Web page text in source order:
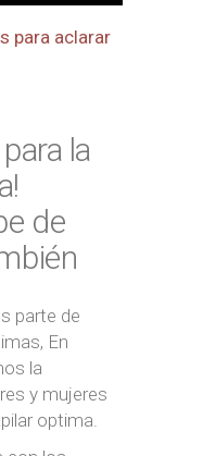
para aclarar
la
de
parte de
En
la
y mujeres
optima.